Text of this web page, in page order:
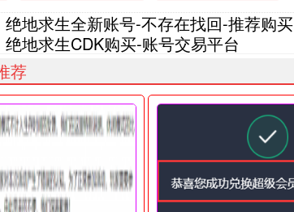
绝地求生全新账号-不存在找回-推荐购买
绝地求生CDK购买-账号交易平台
荐